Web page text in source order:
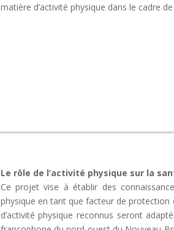
matière d’activité physique dans le cadre
Le rôle de l’activité physique sur la
Ce projet vise à établir des
physique en tant que facteur de
d’activité physique reconnus seront